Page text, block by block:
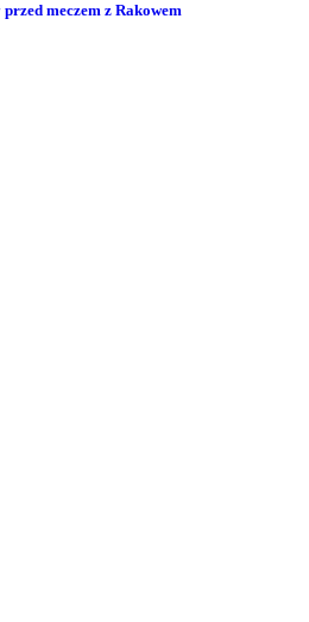
meczem z Rakowem